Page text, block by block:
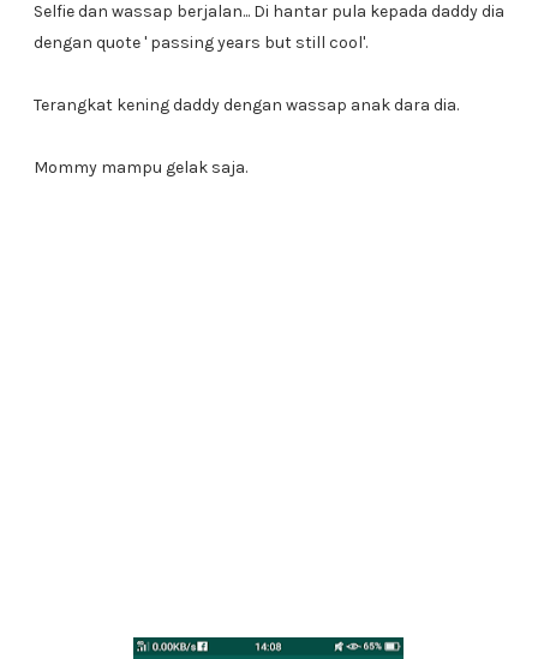
Selfie dan wassap berjalan... Di hantar pula kepada daddy dia
dengan quote ' passing years but still cool'.
Terangkat kening daddy dengan wassap anak dara dia.
Mommy mampu gelak saja.